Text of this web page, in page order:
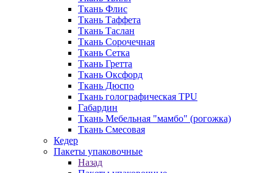
Ткань Флис
Ткань Таффета
Ткань Таслан
Ткань Сорочечная
Ткань Сетка
Ткань Гретта
Ткань Оксфорд
Ткань Дюспо
Ткань голографическая TPU
Габардин
Ткань Мебельная "мамбо" (рогожка)
Ткань Смесовая
Кедер
Пакеты упаковочные
Назад